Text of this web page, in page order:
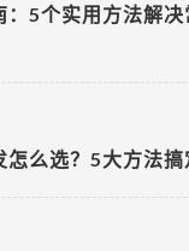
：5个实用方法解决
怎么选？5大方法